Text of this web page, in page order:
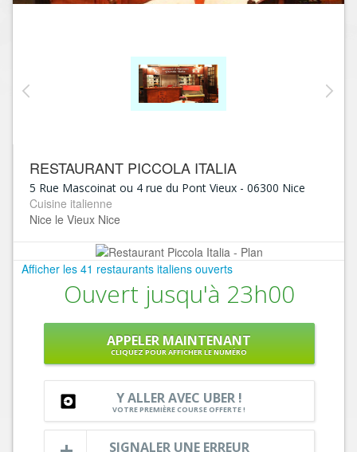
RESTAURANT PICCOLA ITALIA
5 Rue Mascoinat ou 4 rue du Pont Vieux - 06300 Nice
Cuisine italienne
Nice le Vieux Nice
Afficher les 41 restaurants italiens ouverts
Ouvert jusqu'à 23h00
APPELER MAINTENANT
CLIQUEZ POUR AFFICHER LE NUMÉRO
Y ALLER AVEC UBER !
VOTRE PREMIÈRE COURSE OFFERTE !
SIGNALER UNE ERREUR